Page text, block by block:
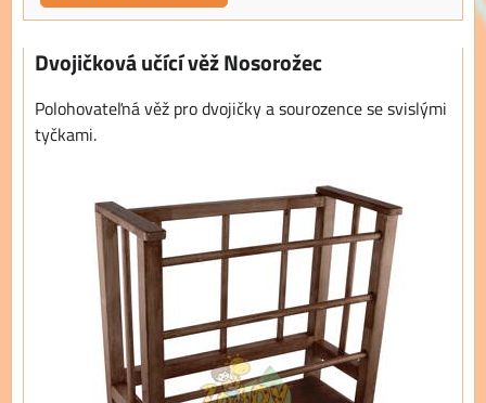
Dvojičková učící věž Nosorožec
Polohovateľná věž pro dvojičky a sourozence se svislými
tyčkami.